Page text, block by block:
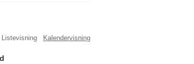
Listevisning Kalendervisning